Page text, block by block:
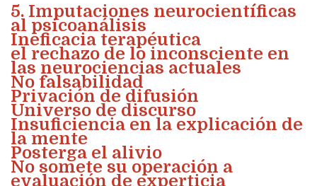
5. Imputaciones neurocientíficas
al psicoanálisis
Ineficacia terapéutica
el rechazo de lo inconsciente en
las neurociencias actuales
No falsabilidad
Privación de difusión
Universo de discurso
Insuficiencia en la explicación de
la mente
Posterga el alivio
No somete su operación a
evaluación de experticia